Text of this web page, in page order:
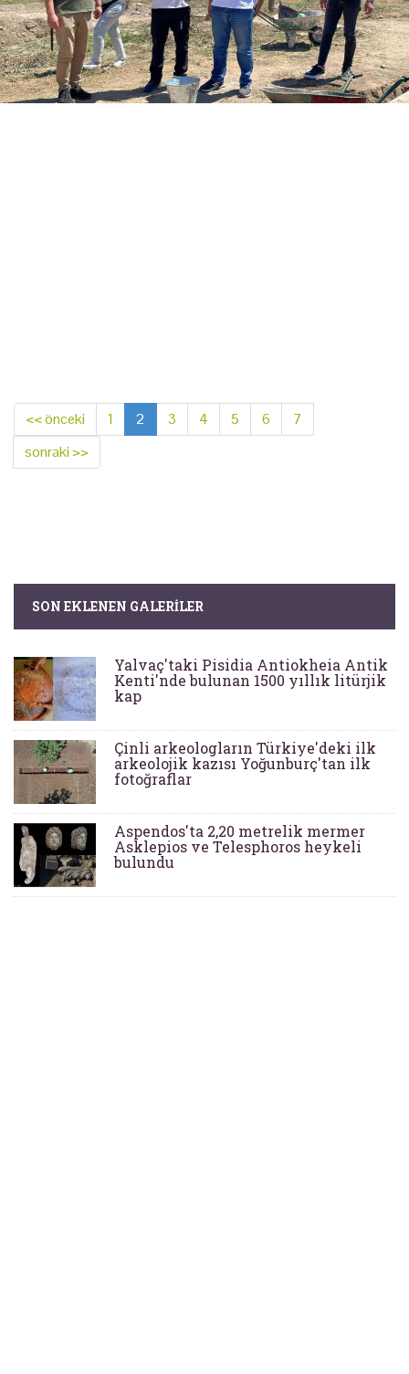
<< önceki 1 2 3 4 5 6
7
sonraki >>
SON EKLENEN GALERILER
Yalvaç'taki Pisidia Antiokheia Antik
Kenti'nde bulunan 1500 yıllık litürjik
kap
Çinli arkeologların Türkiye'deki ilk
arkeolojik kazısı Yoğunburç'tan ilk
fotoğraflar
Aspendos'ta 2,20 metrelik mermer
Asklepios ve Telesphoros heykeli
bulundu